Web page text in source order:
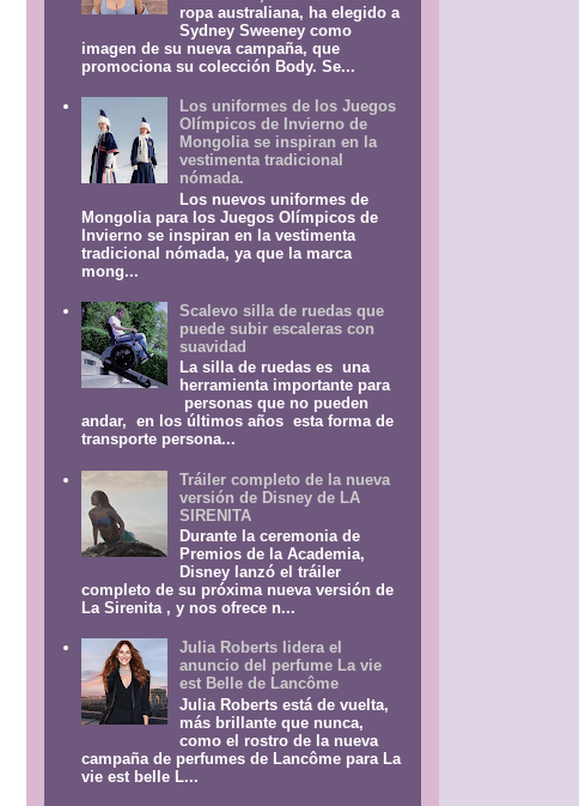
ropa australiana, ha elegido a
Sydney Sweeney como
imagen de su nueva campaña, que
promociona su colección Body. Se...
Los uniformes de los Juegos
Olímpicos de Invierno de
Mongolia se inspiran en la
vestimenta tradicional
nómada.
Los nuevos uniformes de
Mongolia para los Juegos Olímpicos de
Invierno se inspiran en la vestimenta
tradicional nómada, ya que la marca
mong...
Scalevo silla de ruedas que
puede subir escaleras con
suavidad
La silla de ruedas es una
herramienta importante para
personas que no pueden
andar, en los últimos años esta forma de
transporte persona...
Tráiler completo de la nueva
versión de Disney de LA
SIRENITA
Durante la ceremonia de
Premios de la Academia,
Disney lanzó el tráiler
completo de su próxima nueva versión de
La Sirenita , y nos ofrece n...
Julia Roberts lidera el
anuncio del perfume La vie
est Belle de Lancôme
Julia Roberts está de vuelta,
más brillante que nunca,
como el rostro de la nueva
campaña de perfumes de Lancôme para La
vie est belle L...